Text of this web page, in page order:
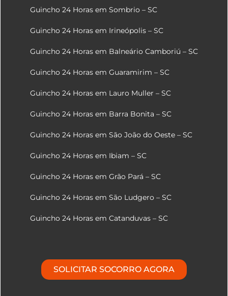
Guincho 24 Horas em Sombrio – SC
Guincho 24 Horas em Irineópolis – SC
Guincho 24 Horas em Balneário Camboriú – SC
Guincho 24 Horas em Guaramirim – SC
Guincho 24 Horas em Lauro Muller – SC
Guincho 24 Horas em Barra Bonita – SC
Guincho 24 Horas em São João do Oeste – SC
Guincho 24 Horas em Ibiam – SC
Guincho 24 Horas em Grão Pará – SC
Guincho 24 Horas em São Ludgero – SC
Guincho 24 Horas em Catanduvas – SC
SOLICITAR SOCORRO AGORA